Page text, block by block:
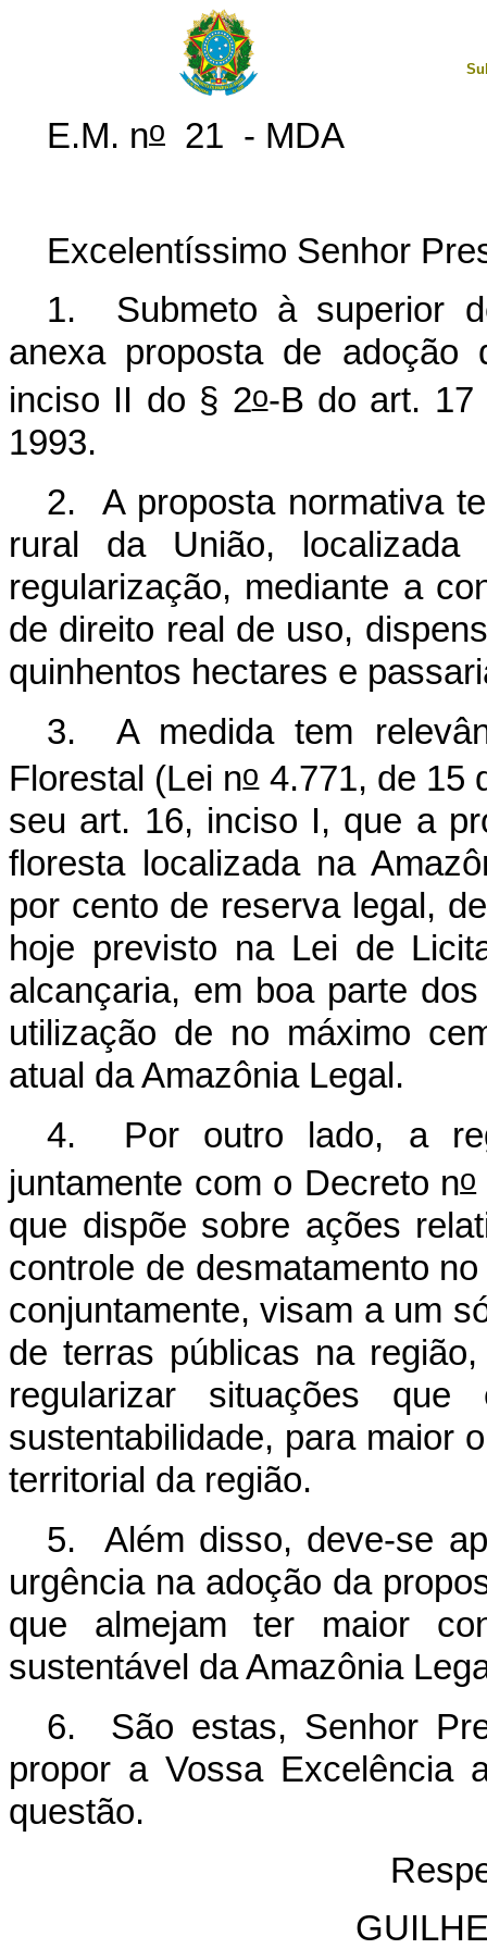
E.M. no 21 - MDA
Excelentíssimo Senhor
1. Submeto à superior
anexa proposta de adoção
inciso II do § 2o-B do art. 17
1993.
2. A proposta normativa
rural da União,
regularização, mediante a
de direito real de uso,
quinhentos hectares e
3. A medida tem
Florestal (Lei no4.771, de 15
seu art. 16, inciso I, que a
floresta localizada na
por cento de reserva legal,
hoje previsto na Lei de
alcançaria, em boa parte
utilização de no máximo
atual da Amazônia Legal.
4. Por outro lado, a
juntamente com o Decreto no
que dispõe sobre ações
controle de desmatamento
conjuntamente, visam a um
de terras públicas na
regularizar situações
sustentabilidade, para maior
territorial da região.
5. Além disso, deve-se
urgência na adoção da
que almejam ter maior
sustentável da Amazônia
6. São estas, Senhor
propor a Vossa Excelência
questão.